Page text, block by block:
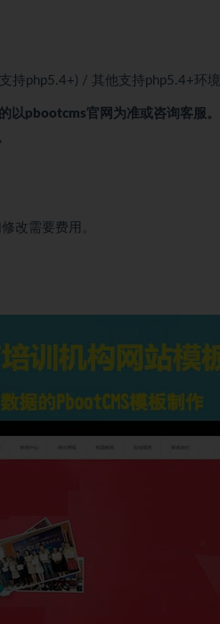
持php5.4+) / 其他支持php5.4+环境
以pbootcms官网为准或咨询客服。
改需要费用。